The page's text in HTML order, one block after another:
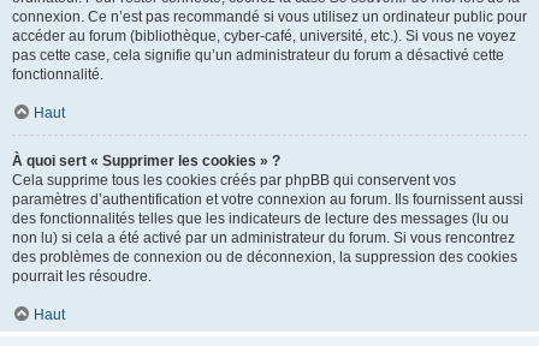
connexion. Ce n’est pas recommandé si vous utilisez un ordinateur public pour
accéder au forum (bibliothèque, cyber-café, université, etc.). Si vous ne voyez
pas cette case, cela signifie qu’un administrateur du forum a désactivé cette
fonctionnalité.
Haut
À quoi sert « Supprimer les cookies » ?
Cela supprime tous les cookies créés par phpBB qui conservent vos
paramètres d’authentification et votre connexion au forum. Ils fournissent aussi
des fonctionnalités telles que les indicateurs de lecture des messages (lu ou
non lu) si cela a été activé par un administrateur du forum. Si vous rencontrez
des problèmes de connexion ou de déconnexion, la suppression des cookies
pourrait les résoudre.
Haut